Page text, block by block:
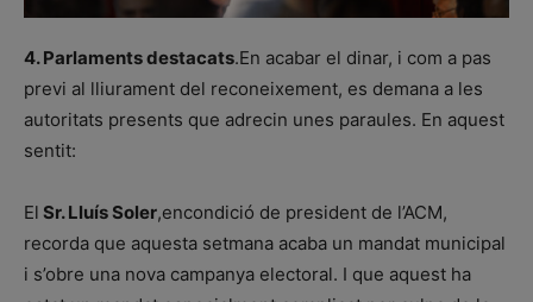
4. Parlaments destacats.En acabar el dinar, i com a pas
previ al lliurament del reconeixement, es demana a les
autoritats presents que adrecin unes paraules. En aquest
sentit:
El Sr. Lluís Soler,encondició de president de l’ACM,
recorda que aquesta setmana acaba un mandat municipal
i s’obre una nova campanya electoral. I que aquest ha